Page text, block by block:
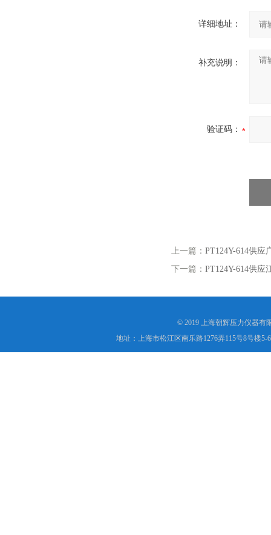
详细地址：
补充说明：
验证码：
上一篇： PT124Y-614供
下一篇： PT124Y-614供
© 2019 上海朝辉压力仪器有
地址：上海市松江区南乐路1276弄115号8号楼5-